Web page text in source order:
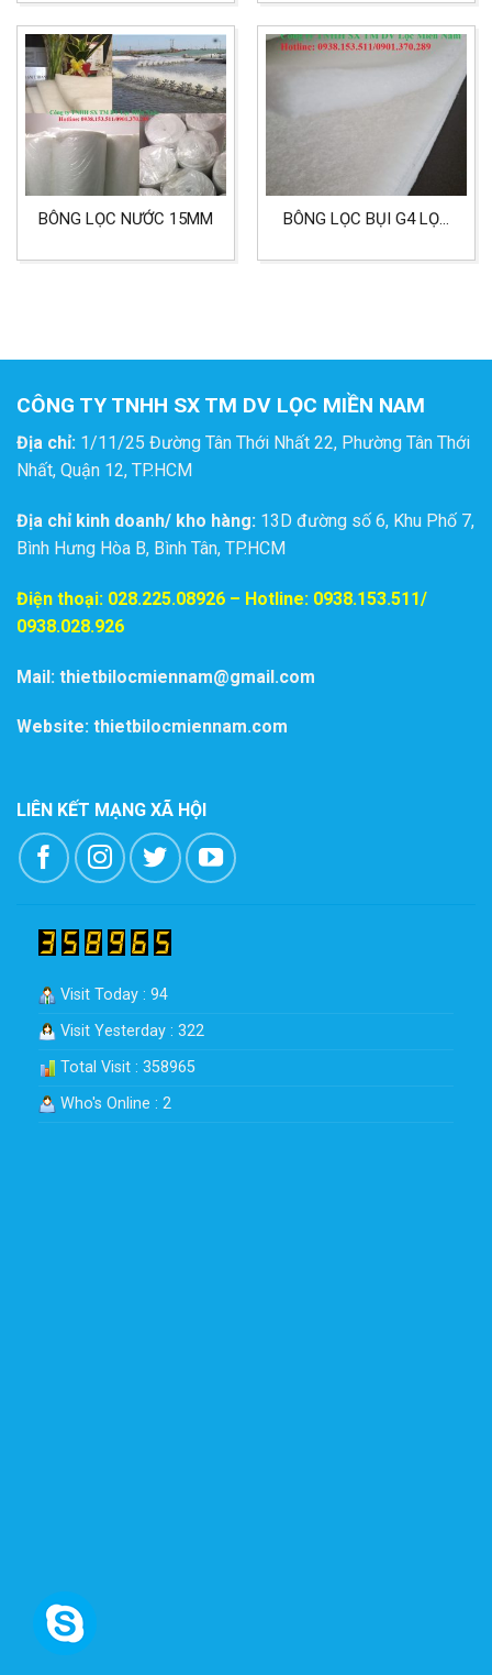
BÔNG LỌC NƯỚC 15MM
BÔNG LỌC BỤI G4 LỌC
BỤI PHÒNG SẠCH,
CÔNG TY TNHH SX TM DV LỌC MIỀN NAM
Địa chỉ: 1/11/25 Đường Tân Thới Nhất 22, Phường Tân Thới
Nhất, Quận 12, TP.HCM
Địa chỉ kinh doanh/ kho hàng: 13D đường số 6, Khu Phố 7,
Bình Hưng Hòa B, Bình Tân, TP.HCM
Điện thoại: 028.225.08926 – Hotline: 0938.153.511/
0938.028.926
Mail: thietbilocmiennam@gmail.com
Website: thietbilocmiennam.com
LIÊN KẾT MẠNG XÃ HỘI
Visit Today : 94
Visit Yesterday : 322
Total Visit : 358965
Who's Online : 2